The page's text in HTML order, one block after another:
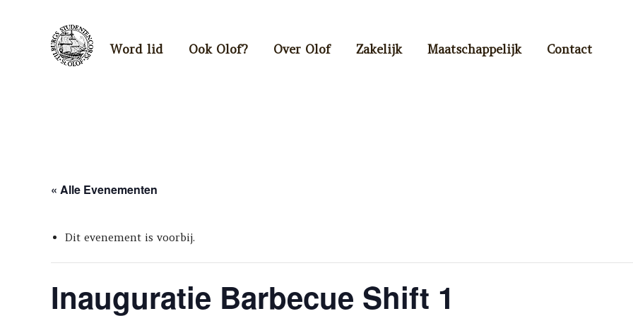
Word lid Ook Olof? Over Olof Zakelijk Maatschappelijk Contact
« Alle Evenementen
Dit evenement is voorbij.
Inauguratie Barbecue Shift 1